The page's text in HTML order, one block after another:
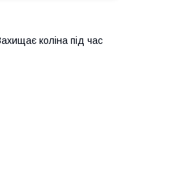
коліна під час